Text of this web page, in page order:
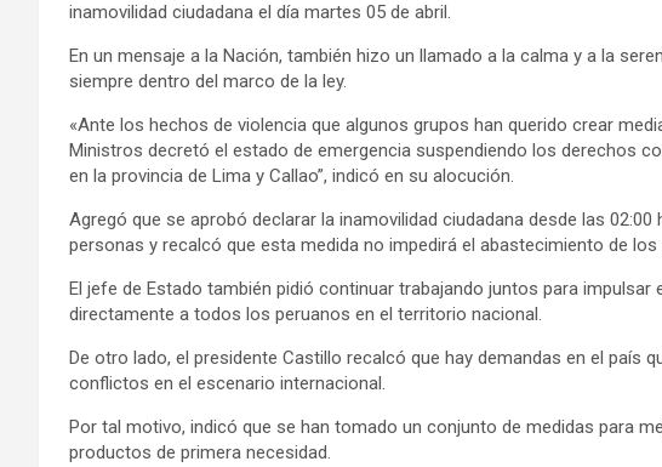
inamovilidad ciudadana el día martes 05 de abril.
En un mensaje a la Nación, también hizo un llamado a la calma y a la
siempre dentro del marco de la ley.
«Ante los hechos de violencia que algunos grupos han querido crear
Ministros decretó el estado de emergencia suspendiendo los derechos
en la provincia de Lima y Callao”, indicó en su alocución.
Agregó que se aprobó declarar la inamovilidad ciudadana desde las
personas y recalcó que esta medida no impedirá el abastecimiento de
El jefe de Estado también pidió continuar trabajando juntos para
directamente a todos los peruanos en el territorio nacional.
De otro lado, el presidente Castillo recalcó que hay demandas en el país
conflictos en el escenario internacional.
Por tal motivo, indicó que se han tomado un conjunto de medidas para
productos de primera necesidad.